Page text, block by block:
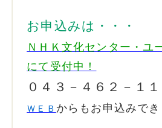
お申込みは・・・
ＮＨＫ文化センター・ユ
にて受付中！
０４３－４６２－１１
ＷＥＢ からもお申込みで